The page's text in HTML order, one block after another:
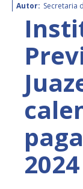
Autor: Secretaria
2024